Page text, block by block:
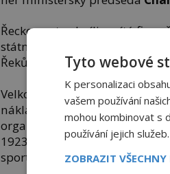
Řeckem v tu chvíli zmítá
státní bankrot. Kdoví, jak by
Řeků.
Velkorysý obchodník
náklady opravit Panathénský
organizační výbor v čele s
1923) z veřejné sbírky nebo
sportovní tematikou.
Tyto webové
K personalizaci
vašem používání
mohou kombinovat s
používání jejich služeb.
ZOBRAZIT VŠECHNY